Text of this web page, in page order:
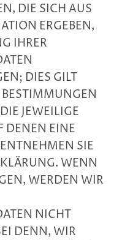
DIE SICH AUS
ERGEBEN,
IHRER
DIES GILT
JEWEILIGE
DENEN EINE
SIE
WENN
WERDEN WIR
NICHT
DENN, WIR